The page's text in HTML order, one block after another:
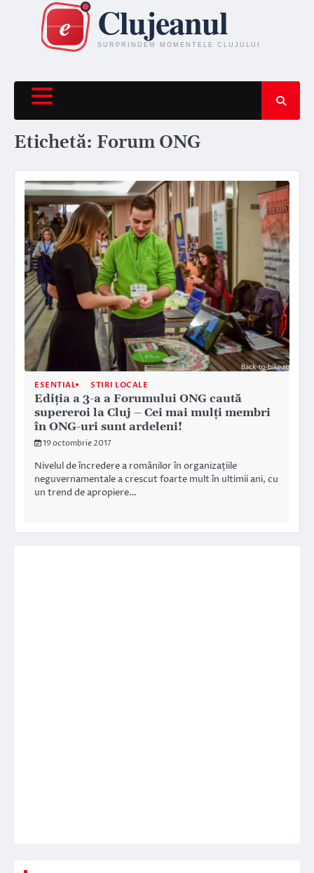
content
Etichetă: Forum ONG
ESENTIAL STIRI LOCALE
Ediţia a 3-a a Forumului ONG caută
supereroi la Cluj – Cei mai mulţi membri
în ONG-uri sunt ardeleni!
19 octombrie 2017
Nivelul de încredere a românilor în organizațiile
neguvernamentale a crescut foarte mult în ultimii ani, cu
un trend de apropiere…